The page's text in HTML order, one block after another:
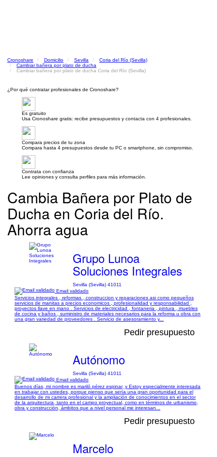
Cronoshare Domicilio Sevilla
Coria del Río (Sevilla)
Cambiar bañera por plato de ducha
Cambiar bañera por plato de ducha Coria del Río (Sevilla)
¿Por qué contratar profesionales de Cronoshare?
Es gratuito
Usa Cronoshare gratis: recibe presupuestos y contacta con 4 profesionales.
Compara precios de tu zona
Compara hasta 4 presupuestos desde tu PC o smartphone, sin compromiso.
Contrata con confianza
Lee opiniones y consulta perfiles para más información.
Cambia Bañera por Plato de
Ducha en Coria del Río.
Ahorra agua
Grupo Lunoa
Soluciones Integrales
Sevilla (Sevilla) 41011
Email validado
Servicios integrales , reformas , construccion y reparaciones asi como pequeños
servicios de manitas a precios economicos , profesionalidad y responsabilidad ,
proyectos llave en mano . Servicios de electricidad , fontaneria , pintura , muebles
de cocina y baños , suministro de materiales necesarios para la reforma u obra con
una gran variedad de proveedores . Servicio de asesoramiento y...
Pedir presupuesto
Autónomo
Sevilla (Sevilla) 41011
Email validado
Buenos días, mi nombre es mariló pérez espinar, y Estoy especialmente interesada
en trabajar con ustedes, porque pienso que sería una gran oportunidad para el
desarrollo de mi carrera profesional y la ampliación de conocimientos en el sector
de la arquitectura, tanto en el campo proyectual, como en términos de urbanismo,
obra y construcción, ámbitos que a nivel personal me interesan...
Pedir presupuesto
Marcelo